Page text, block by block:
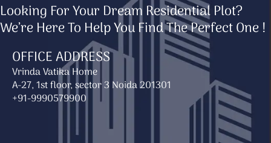
Looking For Your Dream Residential Plot?
We’re Here To Help You Find The Perfect One !
OFFICE ADDRESS
Vrinda Vatika Home
A-27, 1st floor, sector 3 Noida 201301
+91-9990579900